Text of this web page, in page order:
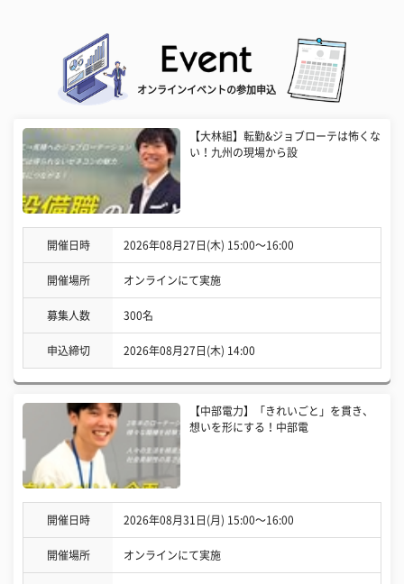
オンラインイベントの参加申込
【大林組】転勤&ジョブローテは怖くな
い！九州の現場から設
開催日時 2026年08月27日(木) 15:00〜16:00
開催場所 オンラインにて実施
募集人数 300名
申込締切 2026年08月27日(木) 14:00
【中部電力】「きれいごと」を貫き、
想いを形にする！中部電
開催日時 2026年08月31日(月) 15:00〜16:00
開催場所 オンラインにて実施